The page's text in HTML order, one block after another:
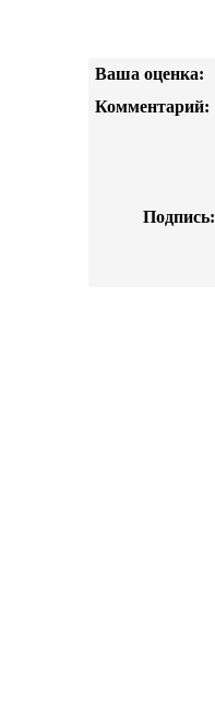
Ваша оценка:
Комментарий:
Подпись: